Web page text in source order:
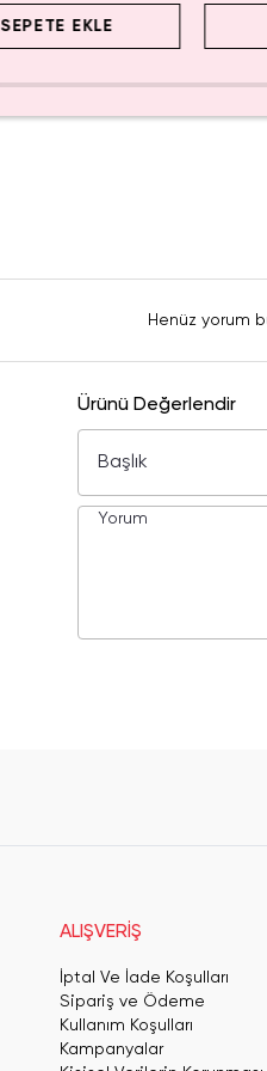
SEPETE EKLE
Henüz yorum
Ürünü Değerlendir
ALIŞVERİŞ
İptal Ve İade Koşulları
Sipariş ve Ödeme
Kullanım Koşulları
Kampanyalar